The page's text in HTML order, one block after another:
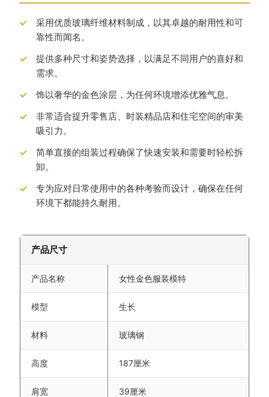
采用优质玻璃纤维材料制成，以其卓越的耐用性和可
靠性而闻名。
提供多种尺寸和姿势选择，以满足不同用户的喜好和
需求。
饰以奢华的金色涂层，为任何环境增添优雅气息。
非常适合提升零售店、时装精品店和住宅空间的审美
吸引力。
简单直接的组装过程确保了快速安装和需要时轻松拆
卸。
专为应对日常使用中的各种考验而设计，确保在任何
环境下都能持久耐用。
产品尺寸
产品名称 女性金色服装模特
模型 生长
材料 玻璃钢
高度 187厘米
肩宽 39厘米